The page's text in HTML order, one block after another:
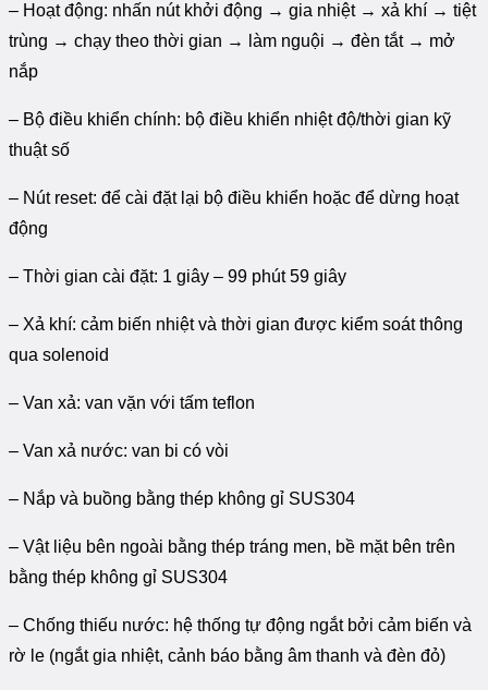
– Hoạt động: nhấn nút khởi động → gia nhiệt → xả khí → tiệt
trùng → chạy theo thời gian → làm nguội → đèn tắt → mở
nắp
– Bộ điều khiển chính: bộ điều khiển nhiệt độ/thời gian kỹ
thuật số
– Nút reset: để cài đặt lại bộ điều khiển hoặc để dừng hoạt
động
– Thời gian cài đặt: 1 giây – 99 phút 59 giây
– Xả khí: cảm biến nhiệt và thời gian được kiểm soát thông
qua solenoid
– Van xả: van vặn với tấm teflon
– Van xả nước: van bi có vòi
– Nắp và buồng bằng thép không gỉ SUS304
– Vật liệu bên ngoài bằng thép tráng men, bề mặt bên trên
bằng thép không gỉ SUS304
– Chống thiếu nước: hệ thống tự động ngắt bởi cảm biến và
rờ le (ngắt gia nhiệt, cảnh báo bằng âm thanh và đèn đỏ)